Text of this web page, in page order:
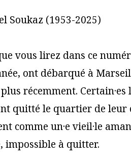
Soukaz (1953-2025)
vous lirez dans ce
ont débarqué à
récemment.
quitté le quartier de
comme un·e vieil·le
impossible à quitter.